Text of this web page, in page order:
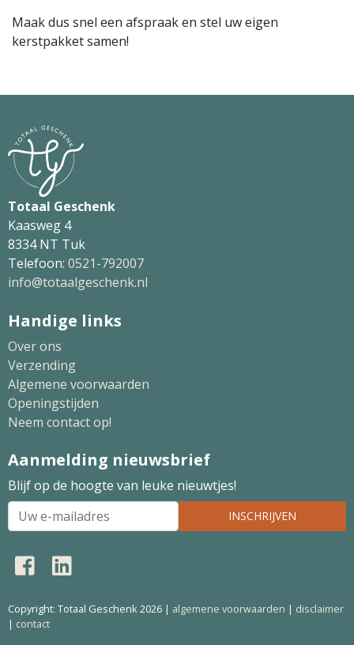
Maak dus snel een afspraak en stel uw eigen
kerstpakket samen!
Totaal Geschenk
Kaasweg 4
8334 NT Tuk
Telefoon: 0521-792007
info@totaalgeschenk.nl
Handige links
Over ons
Verzending
Algemene voorwaarden
Openingstijden
Neem contact op!
Aanmelding nieuwsbrief
Blijf op de hoogte van leuke nieuwtjes!
INSCHRIJVEN
Copyright: Totaal Geschenk 2026 | algemene voorwaarden | disclaimer
| contact